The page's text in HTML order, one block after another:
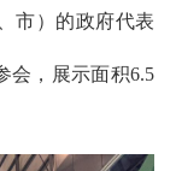
市）的政府代表
会，展示面积6.5